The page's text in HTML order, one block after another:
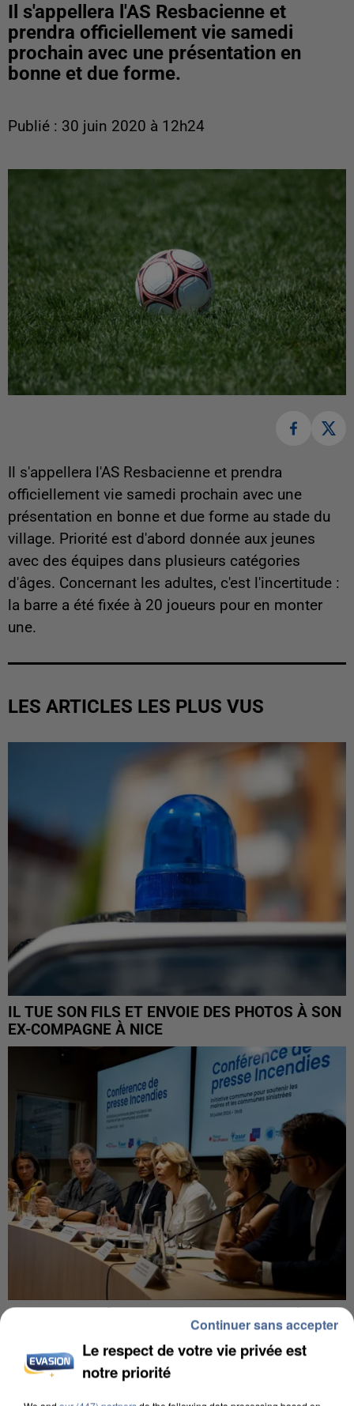
Il s'appellera l'AS Resbacienne et
prendra officiellement vie samedi
prochain avec une présentation en
bonne et due forme.
Publié : 30 juin 2020 à 12h24
Il s'appellera l'AS Resbacienne et prendra
officiellement vie samedi prochain avec une
présentation en bonne et due forme au stade du
village. Priorité est d'abord donnée aux jeunes
avec des équipes dans plusieurs catégories
d'âges. Concernant les adultes, c'est l'incertitude :
la barre a été fixée à 20 joueurs pour en monter
une.
LES ARTICLES LES PLUS VUS
IL TUE SON FILS ET ENVOIE DES PHOTOS À SON
EX-COMPAGNE À NICE
INCENDIES : L’ÎLE-DE-FRANCE LANCE UN ÉLAN
DE SOLIDARITÉ AVEC LES...
Le respect de votre vie privée est
notre priorité
Continuer sans accepter